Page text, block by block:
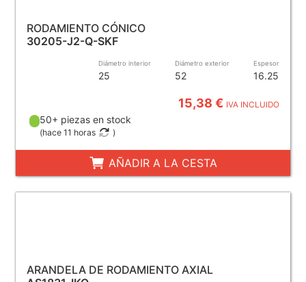
RODAMIENTO CÓNICO
30205-J2-Q-SKF
Diámetro interior
25
Diámetro exterior
52
Espesor
16.25
15,38 € IVA INCLUIDO
50+ piezas en stock
(hace 11 horas )
AÑADIR A LA CESTA
ARANDELA DE RODAMIENTO AXIAL